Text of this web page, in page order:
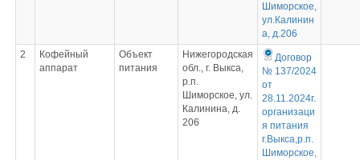
Шиморское,
ул.Калинин
а, д.206
2
Кофейный
аппарат
Объект
питания
Нижегородская
обл., г. Выкса,
р.п.
Шиморское, ул.
Калинина, д.
206
Договор
№ 137/2024
от
28.11.2024г.
организаци
я питания
г.Выкса,р.п.
Шиморское,